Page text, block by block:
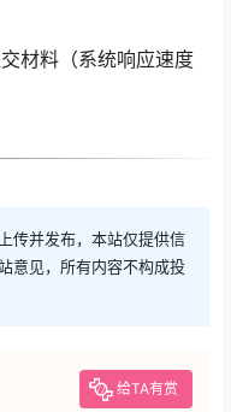
材料（系统响应速度
传并发布，本站仅提供信
意见，所有内容不构成投
给TA有赏